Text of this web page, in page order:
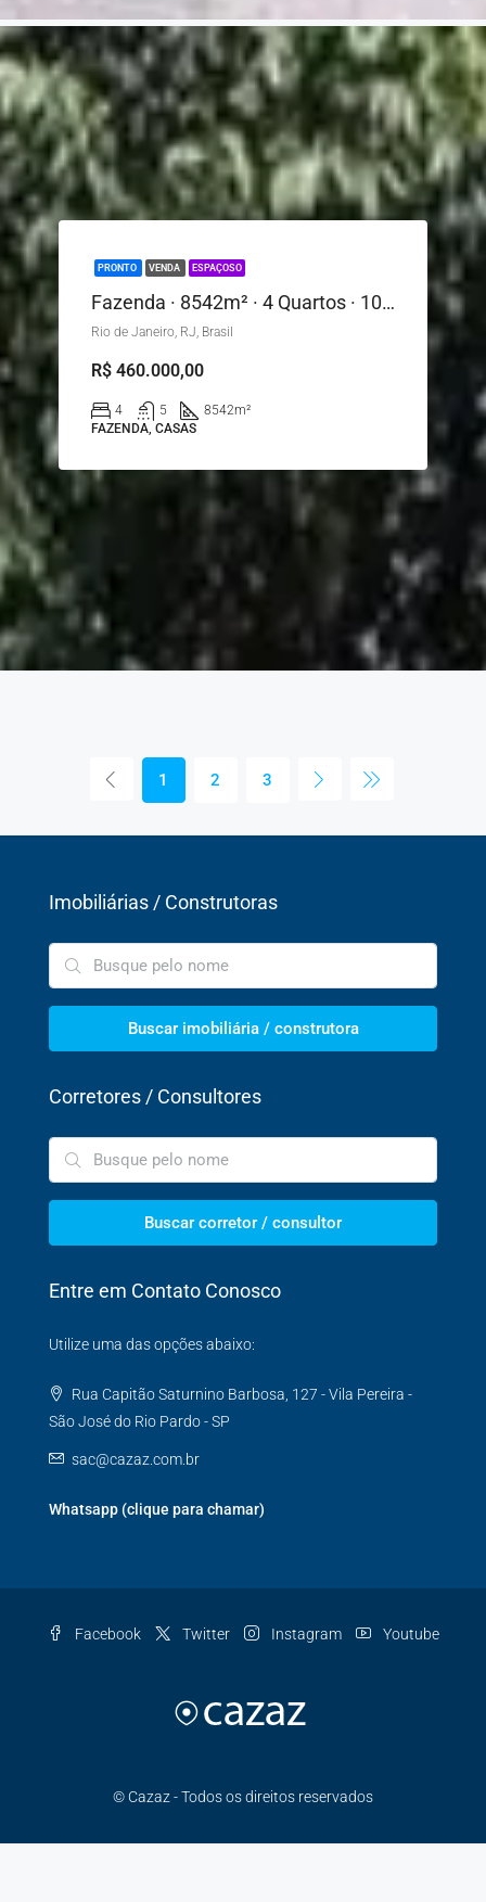
PRONTO VENDA ESPAÇOSO
Fazenda · 8542m² · 4 Quartos · 10 Vagas – Rio de Janeiro
Rio de Janeiro, RJ, Brasil
R$ 460.000,00
4 5 8542m²
FAZENDA, CASAS
1 2 3
Imobiliárias / Construtoras
Buscar imobiliária / construtora
Corretores / Consultores
Buscar corretor / consultor
Entre em Contato Conosco
Utilize uma das opções abaixo:
Rua Capitão Saturnino Barbosa, 127 - Vila Pereira -
São José do Rio Pardo - SP
sac@cazaz.com.br
Whatsapp (clique para chamar)
Facebook Twitter Instagram Youtube
© Cazaz - Todos os direitos reservados